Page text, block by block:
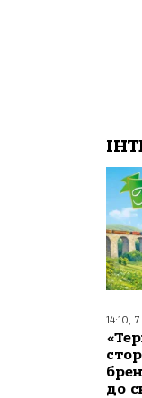
14:10,
до